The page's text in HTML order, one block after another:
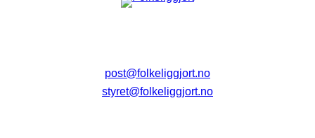
post@folkeliggjort.no
styret@folkeliggjort.no